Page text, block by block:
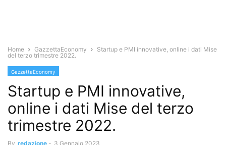
Home GazzettaEconomy
Startup e PMI innovative, online i dati Mise
del terzo trimestre 2022.
GazzettaEconomy
Startup e PMI innovative,
online i dati Mise del terzo
trimestre 2022.
By redazione - 3 Gennaio 2023